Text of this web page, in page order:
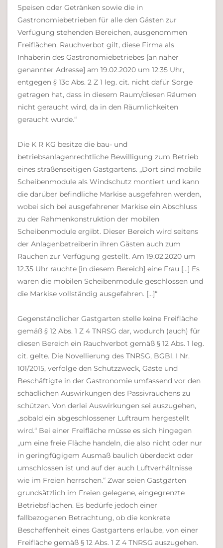
Speisen oder Getränken sowie die in
Gastronomiebetrieben für alle den Gästen zur
Verfügung stehenden Bereichen, ausgenommen
Freiflächen, Rauchverbot gilt, diese Firma als
Inhaberin des Gastronomiebetriebes [an näher
genannter Adresse] am 19.02.2020 um 12:35 Uhr,
entgegen § 13c Abs. 2 Z 1 leg. cit. nicht dafür Sorge
getragen hat, dass in diesem Raum/diesen Räumen
nicht geraucht wird, da in den Räumlichkeiten
geraucht wurde.“
Die K R KG besitze die bau- und
betriebsanlagenrechtliche Bewilligung zum Betrieb
eines straßenseitigen Gastgartens. „Dort sind mobile
Scheibenmodule als Windschutz montiert und kann
die darüber befindliche Markise ausgefahren werden,
wobei sich bei ausgefahrener Markise ein Abschluss
zu der Rahmenkonstruktion der mobilen
Scheibenmodule ergibt. Dieser Bereich wird seitens
der Anlagenbetreiberin ihren Gästen auch zum
Rauchen zur Verfügung gestellt. Am 19.02.2020 um
12.35 Uhr rauchte [in diesem Bereich] eine Frau [...] Es
waren die mobilen Scheibenmodule geschlossen und
die Markise vollständig ausgefahren. [...]“
Gegenständlicher Gastgarten stelle keine Freifläche
gemäß § 12 Abs. 1 Z 4 TNRSG dar, wodurch (auch) für
diesen Bereich ein Rauchverbot gemäß § 12 Abs. 1 leg.
cit. gelte. Die Novellierung des TNRSG, BGBl. I Nr.
101/2015, verfolge den Schutzzweck, Gäste und
Beschäftigte in der Gastronomie umfassend vor den
schädlichen Auswirkungen des Passivrauchens zu
schützen. Von derlei Auswirkungen sei auszugehen,
„sobald ein abgeschlossener Luftraum hergestellt
wird.“ Bei einer Freifläche müsse es sich hingegen
„um eine freie Fläche handeln, die also nicht oder nur
in geringfügigem Ausmaß baulich überdeckt oder
umschlossen ist und auf der auch Luftverhältnisse
wie im Freien herrschen.“ Zwar seien Gastgärten
grundsätzlich im Freien gelegene, eingegrenzte
Betriebsflächen. Es bedürfe jedoch einer
fallbezogenen Betrachtung, ob die konkrete
Beschaffenheit eines Gastgartens erlaube, von einer
Freifläche gemäß § 12 Abs. 1 Z 4 TNRSG auszugehen.